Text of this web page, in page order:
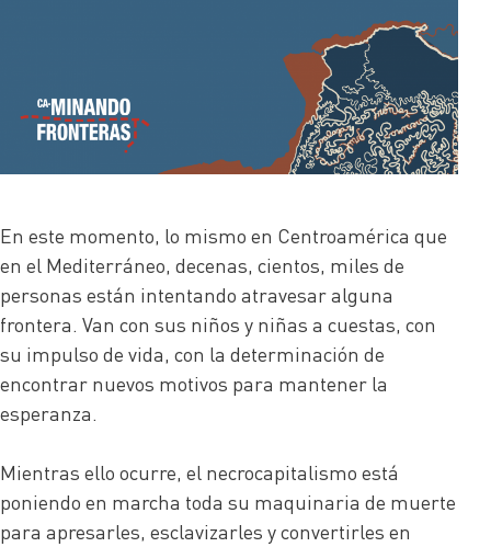
En este momento, lo mismo en Centroamérica que
en el Mediterráneo, decenas, cientos, miles de
personas están intentando atravesar alguna
frontera. Van con sus niños y niñas a cuestas, con
su impulso de vida, con la determinación de
encontrar nuevos motivos para mantener la
esperanza.
Mientras ello ocurre, el necrocapitalismo está
poniendo en marcha toda su maquinaria de muerte
para apresarles, esclavizarles y convertirles en